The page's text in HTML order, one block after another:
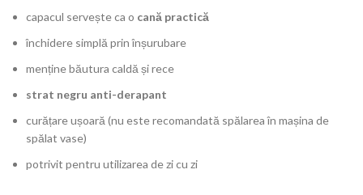
capacul servește ca o cană practică
închidere simplă prin înșurubare
menține băutura caldă și rece
strat negru anti-derapant
curățare ușoară (nu este recomandată spălarea în mașina de
spălat vase)
potrivit pentru utilizarea de zi cu zi